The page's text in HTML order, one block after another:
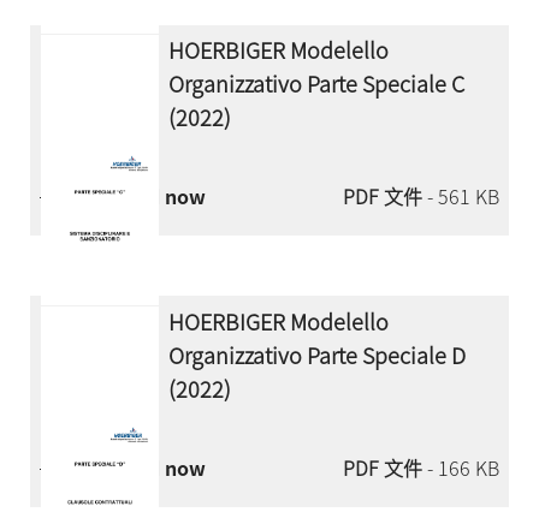
HOERBIGER Modelello
Organizzativo Parte Speciale C
(2022)
Download now PDF 文件- 561 KB
HOERBIGER Modelello
Organizzativo Parte Speciale D
(2022)
Download now PDF 文件- 166 KB